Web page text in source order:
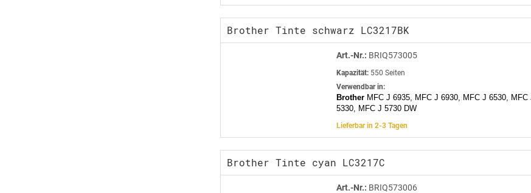
Brother Tinte schwarz LC3217BK
Art.-Nr.: BRIQ573005
Kapazität: 550 Seiten
Verwendbar in:
Brother MFC J 6935, MFC J 6930, MFC J 6530,
5330, MFC J 5730 DW
Lieferbar in 2-3 Tagen
Brother Tinte cyan LC3217C
Art.-Nr.: BRIQ573006